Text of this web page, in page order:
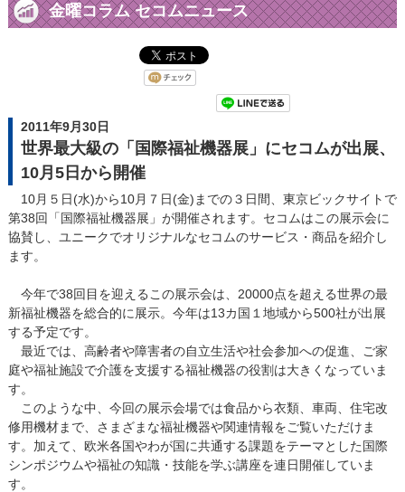
金曜コラム セコムニュース
2011年9月30日
世界最大級の「国際福祉機器展」にセコムが出展、
10月5日から開催
10月５日(水)から10月７日(金)までの３日間、東京ビックサイトで
第38回「国際福祉機器展」が開催されます。セコムはこの展示会に
協賛し、ユニークでオリジナルなセコムのサービス・商品を紹介し
ます。
今年で38回目を迎えるこの展示会は、20000点を超える世界の最
新福祉機器を総合的に展示。今年は13カ国１地域から500社が出展
する予定です。
最近では、高齢者や障害者の自立生活や社会参加への促進、ご家
庭や福祉施設で介護を支援する福祉機器の役割は大きくなっていま
す。
このような中、今回の展示会場では食品から衣類、車両、住宅改
修用機材まで、さまざまな福祉機器や関連情報をご覧いただけま
す。加えて、欧米各国やわが国に共通する課題をテーマとした国際
シンポジウムや福祉の知識・技能を学ぶ講座を連日開催していま
す。